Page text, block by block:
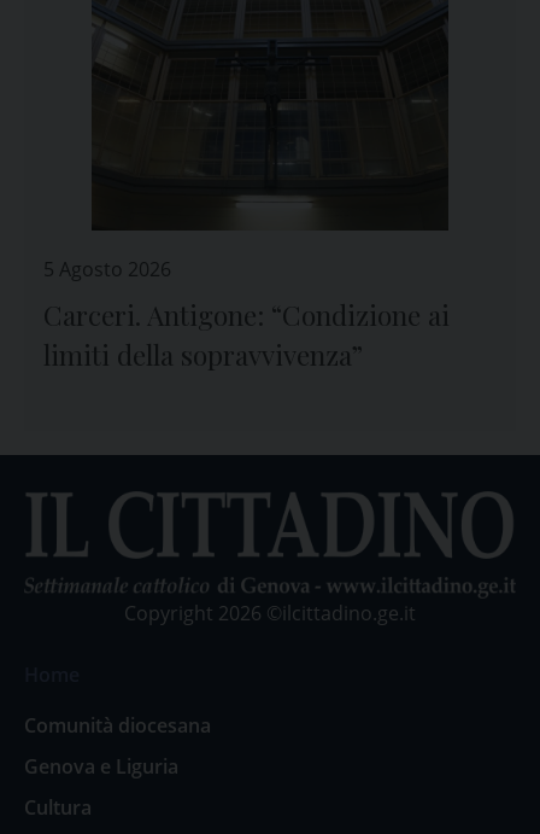
5 Agosto 2026
Carceri. Antigone: “Condizione ai
limiti della sopravvivenza”
Copyright 2026 ©ilcittadino.ge.it
Comunità diocesana
Genova e Liguria
Cultura